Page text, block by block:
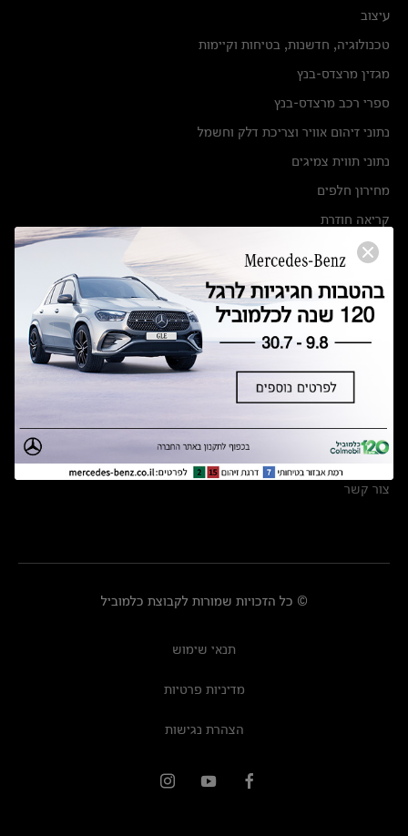
עיצוב
טכנולוגיה, חדשנות, בטיחות וקיימות
מגזין מרצדס-בנץ
ספרי רכב מרצדס-בנץ
נתוני זיהום אוויר וצריכת דלק וחשמל
נתוני תווית צמיגים
מחירון חלפים
קריאה חוזרת
הודעה על הטבות לרכבי מרצדס בהסדר פשרה בתצ 56447-02-19
תקנון ימי מכירות 120 לכלמוביל
מצאו אותנו
אולמות תצוגה
מרכזי שירות
צור קשר
© כל הזכויות שמורות לקבוצת כלמוביל
תנאי שימוש
מדיניות פרטיות
הצהרת נגישות